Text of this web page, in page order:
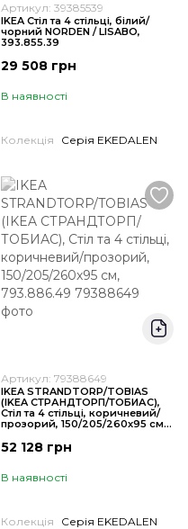
Артикул: 39385539
IKEA Стіл та 4 стільці, білий/
чорний NORDEN / LISABO,
393.855.39
29 508 грн
В наявності
Колекція Серія EKEDALEN
Артикул: 79388649
IKEA STRANDTORP/TOBIAS
(ІKEA СТРАНДТОРП/ТОБИАС),
Стіл та 4 стільці, коричневий/
прозорий, 150/205/260x95 см,
52 128 грн
В наявності
Колекція Серія EKEDALEN